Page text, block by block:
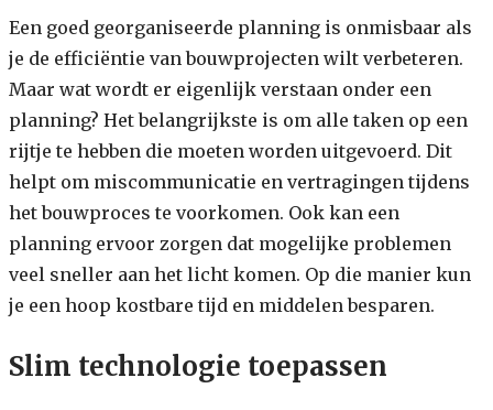
Een goed georganiseerde planning is onmisbaar als
je de efficiëntie van bouwprojecten wilt verbeteren.
Maar wat wordt er eigenlijk verstaan onder een
planning? Het belangrijkste is om alle taken op een
rijtje te hebben die moeten worden uitgevoerd. Dit
helpt om miscommunicatie en vertragingen tijdens
het bouwproces te voorkomen. Ook kan een
planning ervoor zorgen dat mogelijke problemen
veel sneller aan het licht komen. Op die manier kun
je een hoop kostbare tijd en middelen besparen.
Slim technologie toepassen